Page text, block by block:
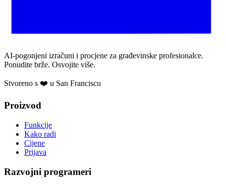
AI-pogonjeni izračuni i procjene za građevinske profesionalce.
Ponudite brže. Osvojite više.
Stvoreno s ❤️ u San Franciscu
Proizvod
Funkcije
Kako radi
Cijene
Prijava
Razvojni programeri